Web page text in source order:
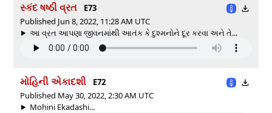
સ્કંદ ષષ્ઠી વ્રત
E73
Published Jun 8, 2022, 11:28 AM UTC
આ વ્રત આપણા જીવનમાંથી આતંક કે દુશ્મનોને દૂર કરવા અને તે...
મોહિની એકાદશી
E72
Published May 30, 2022, 2:30 AM UTC
Mohini Ekadashi...